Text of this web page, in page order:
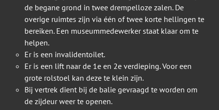
de begane grond in twee drempelloze zalen. De
overige ruimtes zijn via één of twee korte hellingen te
bereiken. Een museummedewerker staat klaar om te
helpen.
Er is een invalidentoilet.
Er is een lift naar de 1e en 2e verdieping. Voor een
grote rolstoel kan deze te klein zijn.
Bij vertrek dient bij de balie gevraagd te worden om
de zijdeur weer te openen.